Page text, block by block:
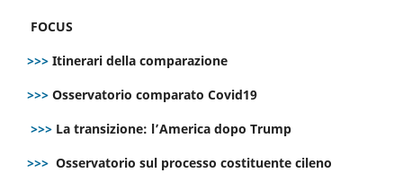
FOCUS
>>> Itinerari della comparazione
>>> Osservatorio comparato Covid19
>>> La transizione: l’America dopo Trump
>>> Osservatorio sul processo costituente cileno